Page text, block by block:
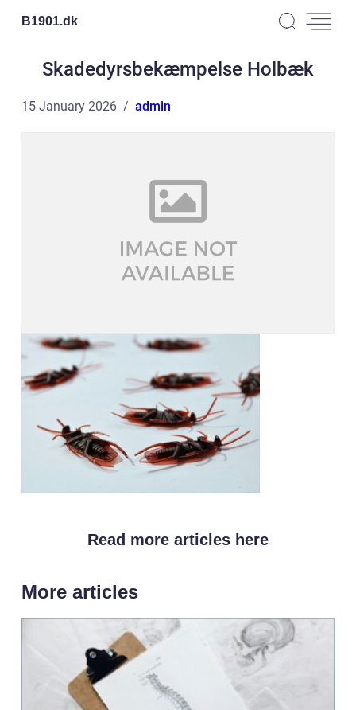
B1901.dk
Skadedyrsbekæmpelse Holbæk
15 January 2026 admin
Read more articles here
More articles